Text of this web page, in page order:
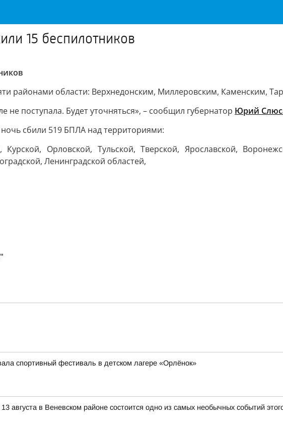
15 беспилотников
районами области: Верхнедонским, Миллеровским, Каменским,
поступала. Будет уточняться», – сообщил губернатор Юрий
ночь сбили 519 БПЛА над территориями:
Курской, Орловской, Тульской, Тверской, Ярославской,
Ленинградской областей,
спортивный фестиваль в детском лагере «Орлёнок»
августа в Веневском районе состоится одно из самых необычных событий